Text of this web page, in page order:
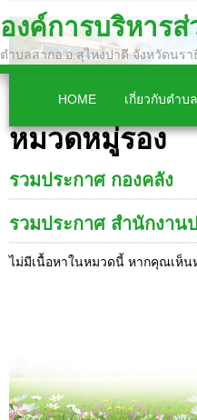
องค์การบริหาร
ตำบลสากอ อ.สุไหงปาดี จังหวัดนรา
HOME เกี่ยวกับตำบล
หมวดหมู่รอง
รวมประกาศ กองคลัง
รวมประกาศ สำนักงาน
ไม่มีเนื้อหาในหมวดนี้ หากคุณเห็น